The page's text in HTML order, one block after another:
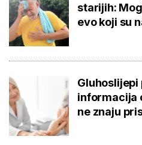
starijih:
evo koji su
Gluhoslijepi
informacija
ne znaju